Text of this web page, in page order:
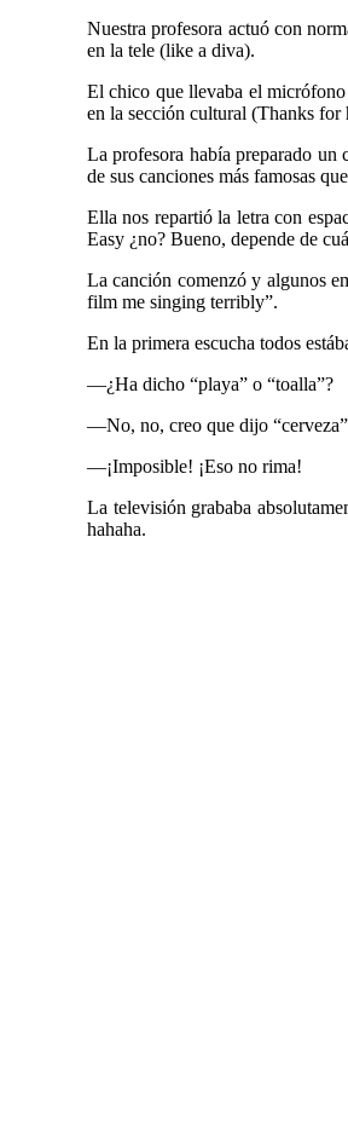
Nuestra profesora actuó con
en la tele (like a diva).
El chico que llevaba el
en la sección cultural (Thanks for
La profesora había preparado un
de sus canciones más famosas
Ella nos repartió la letra con
Easy ¿no? Bueno, depende de
La canción comenzó y algunos
film me singing terribly”.
En la primera escucha todos
—¿Ha dicho “playa” o “toalla”?
—No, no, creo que dijo
—¡Imposible! ¡Eso no rima!
La televisión grababa
hahaha.